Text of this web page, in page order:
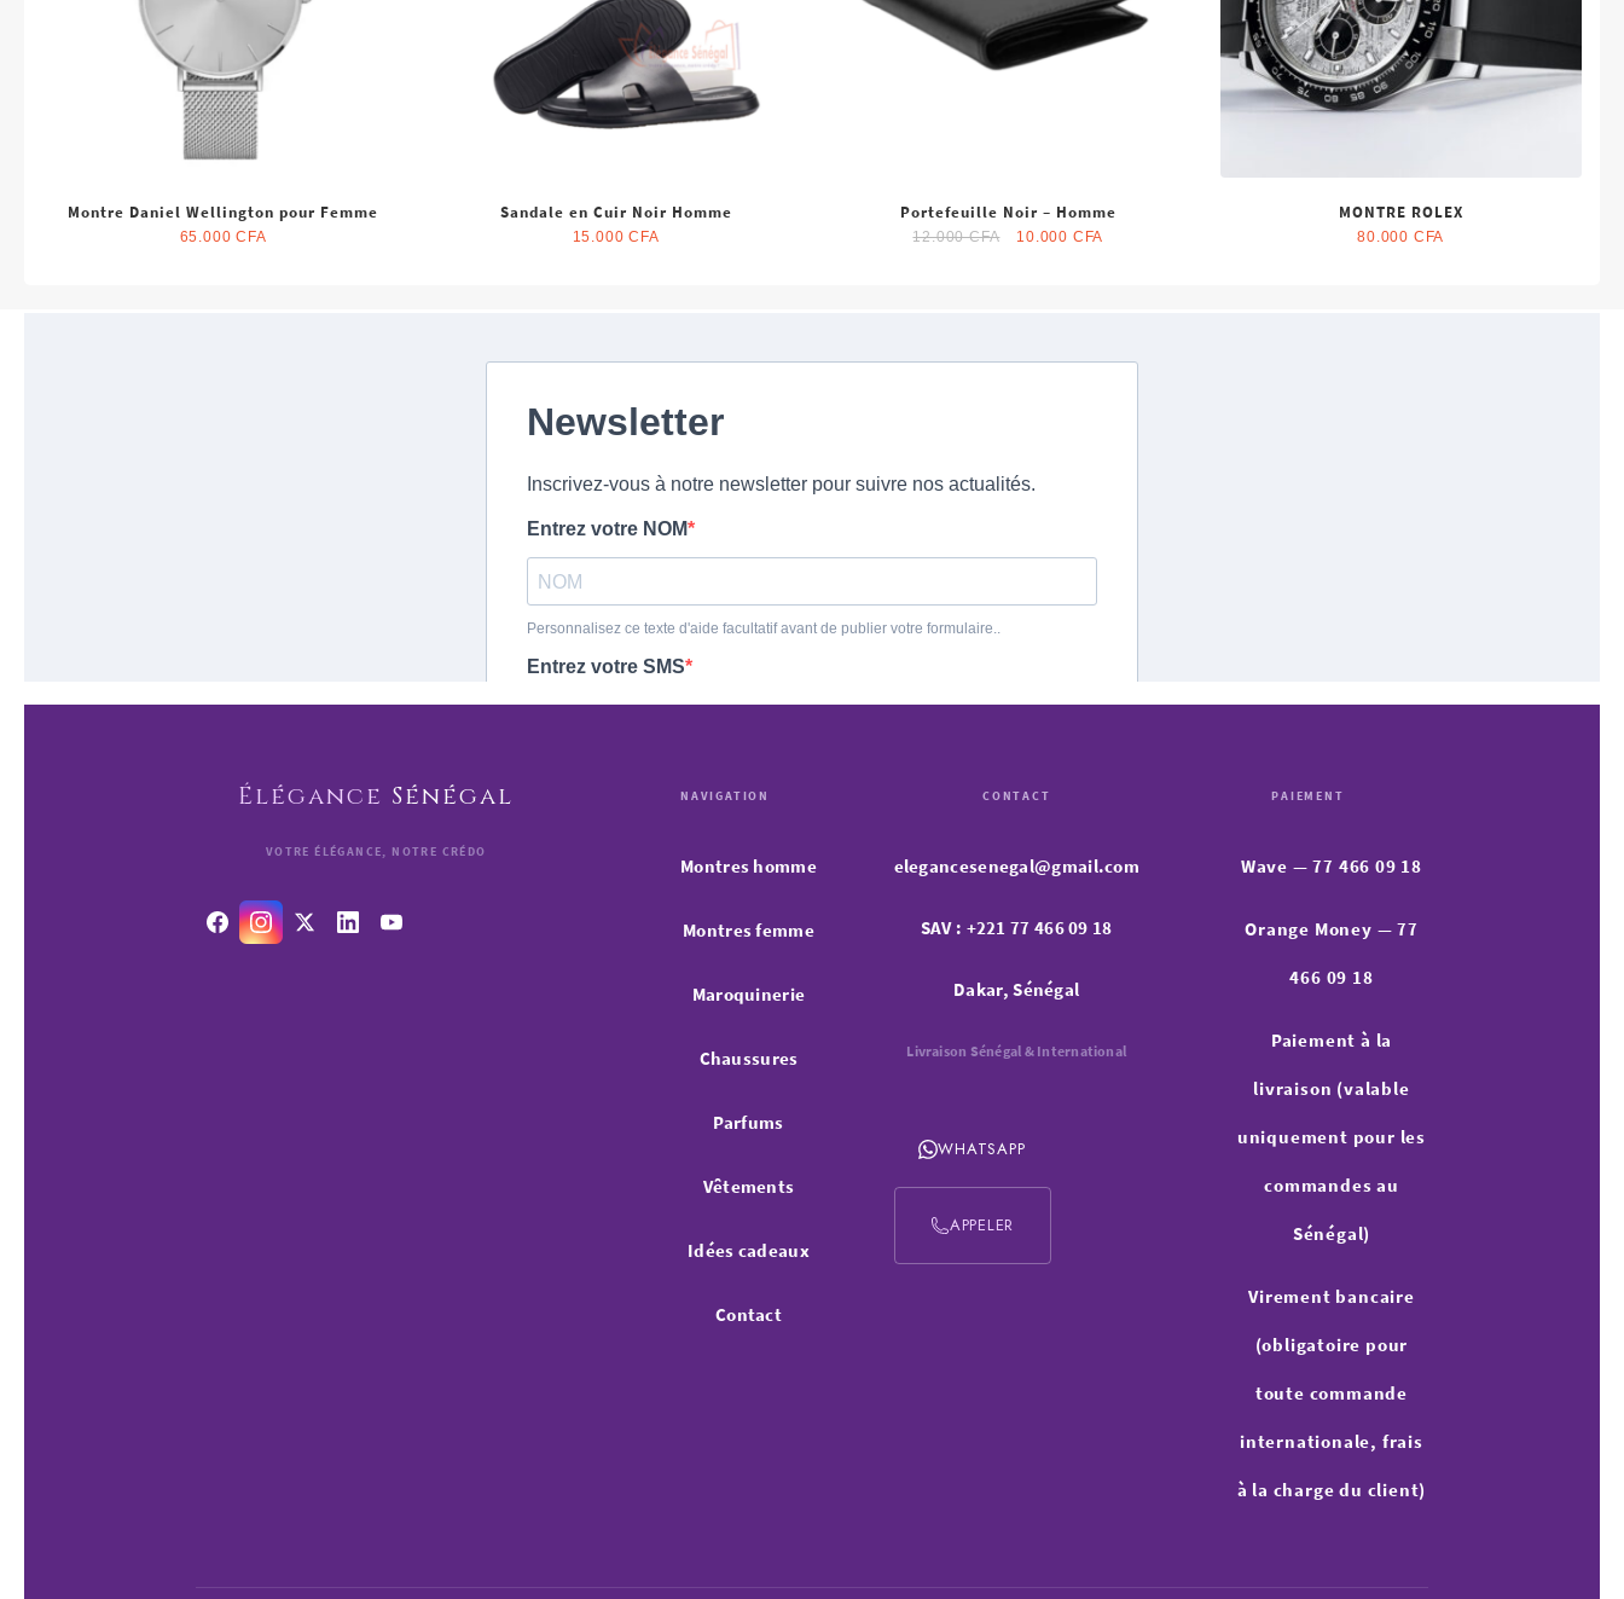
Montre Daniel Wellington pour Femme
65.000CFA
Sandale en Cuir Noir Homme
15.000CFA
Portefeuille Noir – Homme
12.000CFA
Le
10.000 CFA
MONTRE ROLEX
80.000 CFA
Élégance Sénégal
VOTRE ÉLÉGANCE, NOTRE CRÉDO
NAVIGATION
Montres homme
Montres femme
Maroquinerie
Chaussures
Parfums
Vêtements
Idées cadeaux
Contact
CONTACT
elegancesenegal@gmail.com
SAV : +221 77 466 09 18
Dakar, Sénégal
Livraison Sénégal & International
WHATSAPP
APPELER
PAIEMENT
Wave — 77 466 09 18
Orange Money — 77
466 09 18
Paiement à la
livraison (valable
uniquement pour les
commandes au
Sénégal)
Virement bancaire
(obligatoire pour
toute commande
internationale, frais
à la charge du client)